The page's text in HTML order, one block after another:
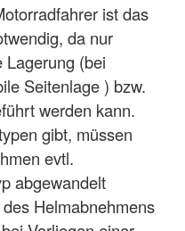
ist das
da nur
Lagerung (bei
Seitenlage ) bzw.
werden kann.
gibt, müssen
evtl.
abgewandelt
Helmabnehmens